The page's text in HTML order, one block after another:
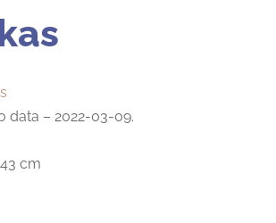
data – 2022-03-09.
cm